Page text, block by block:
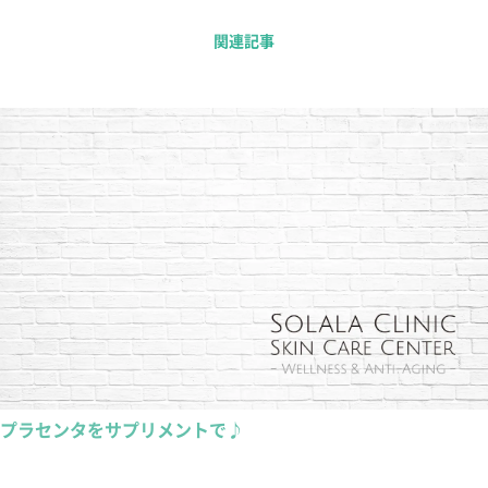
関連記事
プラセンタをサプリメントで♪